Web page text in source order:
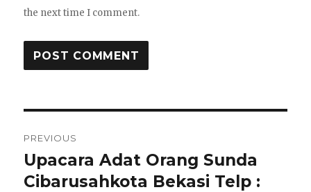
the next time I comment.
navigation
PREVIOUS
Previous
post:
Upacara Adat Orang Sunda
Cibarusahkota Bekasi Telp :